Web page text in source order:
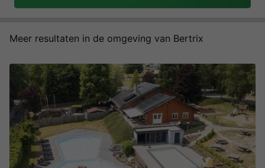
Meer resultaten in de omgeving van Bertrix